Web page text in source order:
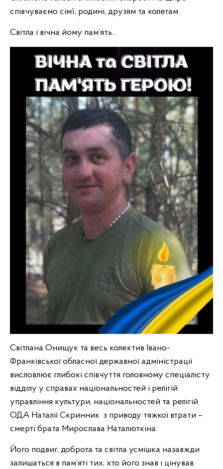
співчуваємо сім’ї, родині, друзям та колегам.
Світла і вічна йому пам’ять...
Світлана Онищук та весь колектив Івано-
Франківської обласної державної адміністрації
висловлює глибокі співчуття головному спеціалісту
відділу у справах національностей і релігій
управління культури, національностей та релігій
ОДА Наталії Скринник з приводу тяжкої втрати –
смерті брата Мирослава Наталюткіна.
Його подвиг, доброта та світла усмішка назавжди
залишаться в пам’яті тих, хто його знав і цінував.